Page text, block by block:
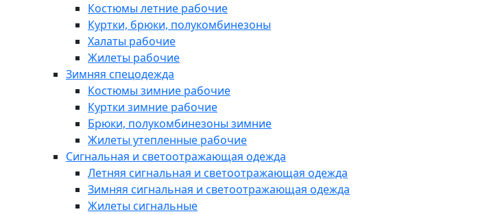
Костюмы летние рабочие
Куртки, брюки, полукомбинезоны
Халаты рабочие
Жилеты рабочие
Зимняя спецодежда
Костюмы зимние рабочие
Куртки зимние рабочие
Брюки, полукомбинезоны зимние
Жилеты утепленные рабочие
Сигнальная и светоотражающая одежда
Летняя сигнальная и светоотражающая одежда
Зимняя сигнальная и светоотражающая одежда
Жилеты сигнальные